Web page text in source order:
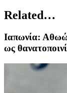
Related…
Ιαπωνία:
ως